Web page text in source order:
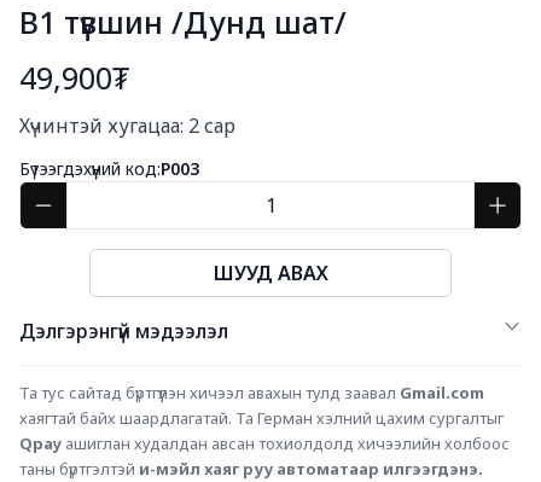
B1 түвшин /Дунд шат/
49,900₮
Хүчинтэй хугацаа: 2 сар
Бүтээгдэхүүний код:P003
ШУУД АВАХ
Дэлгэрэнгүй мэдээлэл
Та тус сайтад бүртгүүлэн хичээл авахын тулд заавал Gmail.com
хаягтай байх шаардлагатай. Та Герман хэлний цахим сургалтыг
Qpay ашиглан худалдан авсан тохиолдолд хичээлийн холбоос
таны бүртгэлтэй и-мэйл хаяг руу автоматаар илгээгдэнэ.